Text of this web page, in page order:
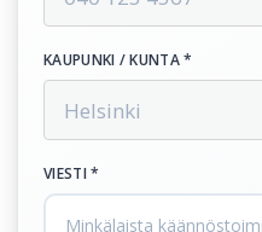
KAUPUNKI / KUNTA *
VIESTI *